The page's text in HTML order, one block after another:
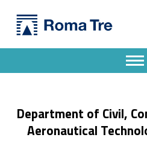
Canale: Dipartimento di Ingegneria Civile, Informatica e delle Tecnologie Aeronautiche - Startup ed opportunità di lavoro - Dipartimento di Ingegneria Civile, Informatica e delle Tecnologie Aeronautiche
Department of Civil,
Aeronautical
Apri
Header info sidebar